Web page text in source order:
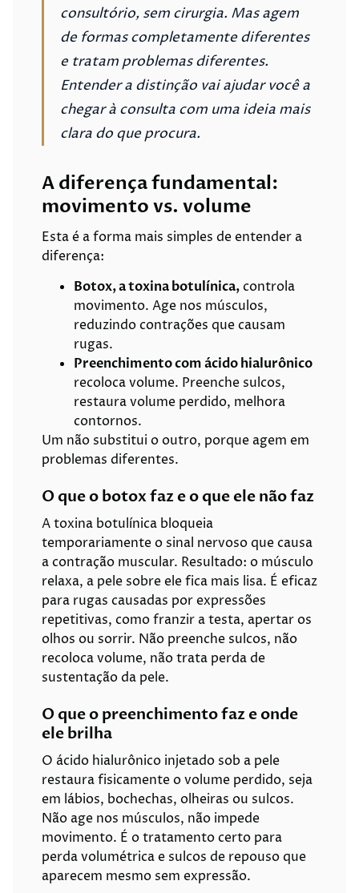
consultório, sem cirurgia. Mas agem
de formas completamente diferentes
e tratam problemas diferentes.
Entender a distinção vai ajudar você a
chegar à consulta com uma ideia mais
clara do que procura.
A diferença fundamental:
movimento vs. volume
Esta é a forma mais simples de entender a
diferença:
Botox, a toxina botulínica,controla
movimento. Age nos músculos,
reduzindo contrações que causam
rugas.
Preenchimento com ácido hialurônico
recoloca volume. Preenche sulcos,
restaura volume perdido, melhora
contornos.
Um não substitui o outro, porque agem em
problemas diferentes.
O que o botox faz e o que ele não faz
A toxina botulínica bloqueia
temporariamente o sinal nervoso que causa
a contração muscular. Resultado: o músculo
relaxa, a pele sobre ele fica mais lisa. É eficaz
para rugas causadas por expressões
repetitivas, como franzir a testa, apertar os
olhos ou sorrir. Não preenche sulcos, não
recoloca volume, não trata perda de
sustentação da pele.
O que o preenchimento faz e onde
ele brilha
O ácido hialurônico injetado sob a pele
restaura fisicamente o volume perdido, seja
em lábios, bochechas, olheiras ou sulcos.
Não age nos músculos, não impede
movimento. É o tratamento certo para
perda volumétrica e sulcos de repouso que
aparecem mesmo sem expressão.